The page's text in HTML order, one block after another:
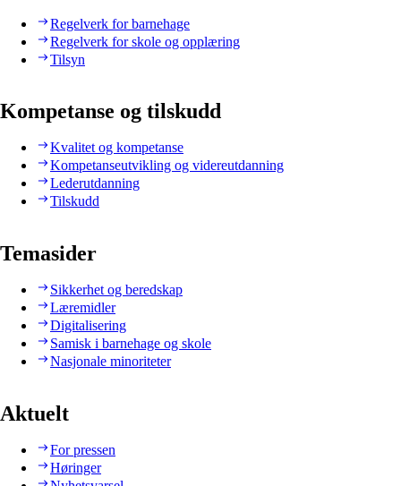
Regelverk for barnehage
Regelverk for skole og opplæring
Tilsyn
Kompetanse og tilskudd
Kvalitet og kompetanse
Kompetanseutvikling og videreutdanning
Lederutdanning
Tilskudd
Temasider
Sikkerhet og beredskap
Læremidler
Digitalisering
Samisk i barnehage og skole
Nasjonale minoriteter
Aktuelt
For pressen
Høringer